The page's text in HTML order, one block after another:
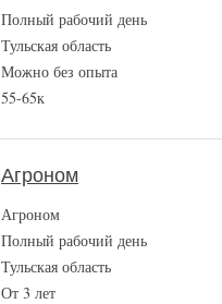
Полный рабочий день
Тульская область
Можно без опыта
55-65к
Агроном
Агроном
Полный рабочий день
Тульская область
От 3 лет